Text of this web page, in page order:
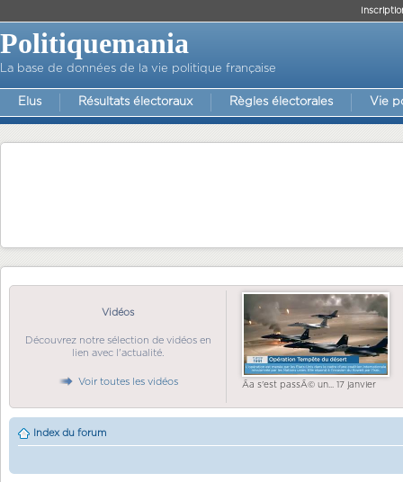
Politiquemania
La base de données de la vie politique française
Elus Résultats électoraux Règles électorales Vie
Vidéos
Découvrez notre sélection de vidéos en
lien avec l'actualité.
Voir toutes les vidéos Ãa s'est passÃ© un... 17 janvier
Index du forum